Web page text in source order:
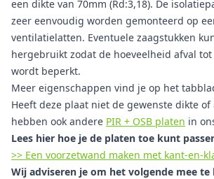
een dikte van 70mm (Rd:3,18). De
zeer eenvoudig worden gemonteerd op
ventilatielatten. Eventuele zaagstukken
hergebruikt zodat de hoeveelheid afval
wordt beperkt.
Meer eigenschappen vind je op het tabblad
Heeft deze plaat niet de gewenste dikte of
hebben ook andere PIR + OSB platen in
Lees hier hoe je de platen toe kunt
>> Een voorzetwand maken met kant-en-
Wij adviseren je om het volgende mee te